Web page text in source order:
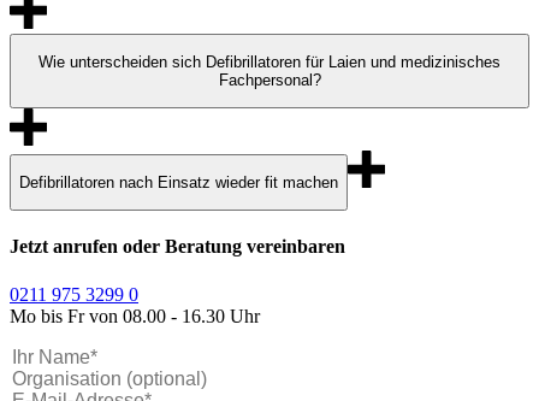
Wie unterscheiden sich Defibrillatoren für Laien und medizinisches
Fachpersonal?
Defibrillatoren nach Einsatz wieder fit machen
Jetzt anrufen oder Beratung vereinbaren
0211 975 3299 0
Mo bis Fr von 08.00 - 16.30 Uhr